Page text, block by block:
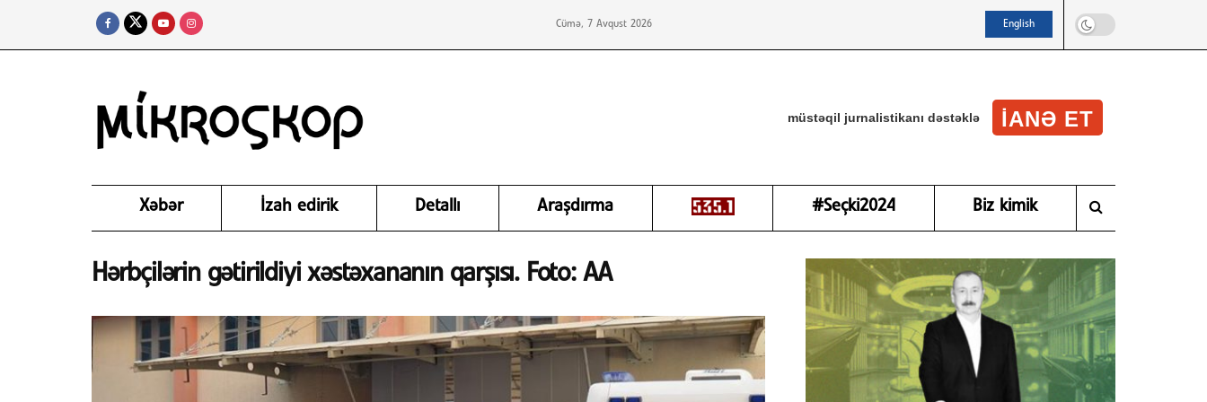
Cümə, 7 Avqust 2026 English
müstəqil jurnalistikanı dəstəklə IANƏ ET
Xəbər İzah edirik Detallı Araşdırma #Seçki2024 Biz kimik
Hərbçilərin gətirildiyi xəstəxananın qarşısı. Foto: AA